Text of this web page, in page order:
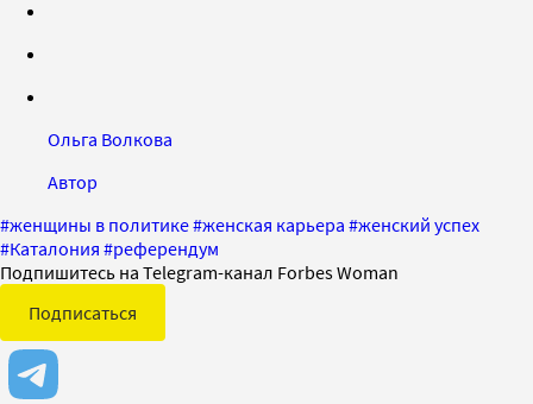
Ольга Волкова
Автор
#женщины в политике#женская карьера #женский успех
#Каталония #референдум
Подпишитесь на Telegram-канал Forbes Woman
Подписаться